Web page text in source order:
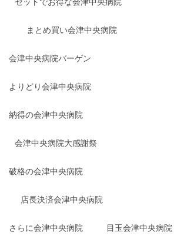
まとめ買い会津中央病院
会津中央病院バーゲン
よりどり会津中央病院
納得の会津中央病院
会津中央病院大感謝祭
破格の会津中央病院
店長決済会津中央病院
さらに会津中央病院 目玉会津中央病院